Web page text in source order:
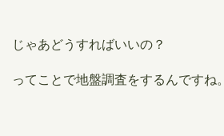
じゃあどうすればいいの？
ってことで地盤調査をするんですね。